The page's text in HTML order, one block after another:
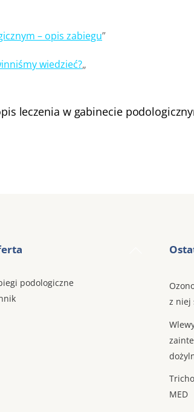
– opis zabiegu”
wiedzieć?„
leczenia w gabinecie
podologiczne
z niej
MED